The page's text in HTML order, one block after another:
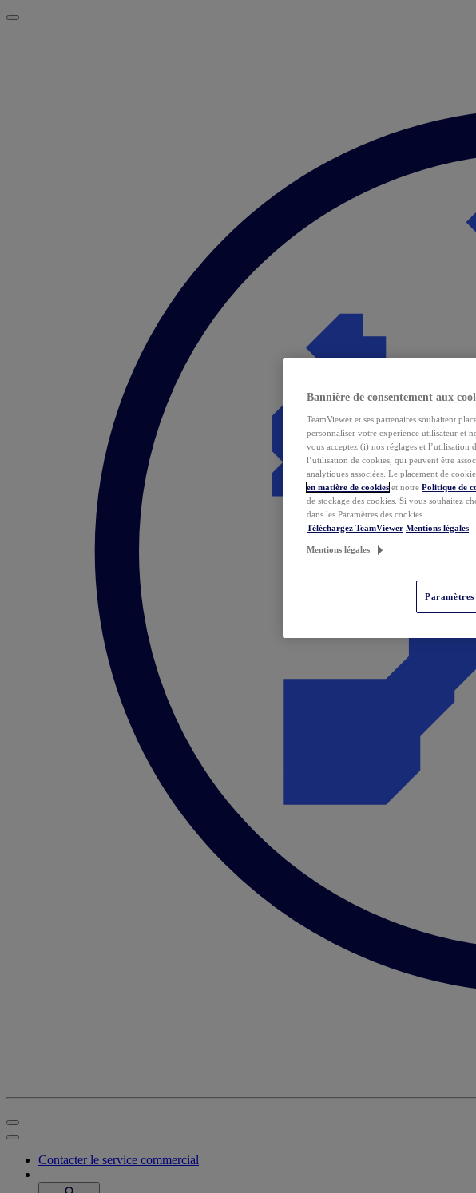
Contacter le service commercial
Bannière de consentement aux
TeamViewer et ses partenaires souhaitent
personnaliser votre expérience utilisateur et
vous acceptez (i) nos réglages et l’utilisation
l’utilisation de cookies, qui peuvent être
analytiques associées. Le placement de
en matière de cookies et notre Politique de
de stockage des cookies. Si vous souhaitez
dans les Paramètres des cookies.
Téléchargez TeamViewer Mentions légales
Mentions légales
Paramètres